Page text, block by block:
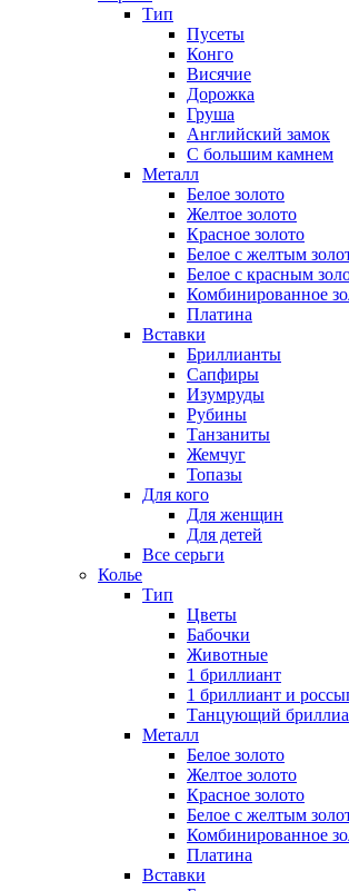
Тип
Пусеты
Конго
Висячие
Дорожка
Груша
Английский замок
С большим камнем
Металл
Белое золото
Желтое золото
Красное золото
Белое с желтым
Белое с красным
Комбинированное
Платина
Вставки
Бриллианты
Сапфиры
Изумруды
Рубины
Танзаниты
Жемчуг
Топазы
Для кого
Для женщин
Для детей
Все серьги
Колье
Тип
Цветы
Бабочки
Животные
1 бриллиант
1 бриллиант и
Танцующий
Металл
Белое золото
Желтое золото
Красное золото
Белое с желтым
Комбинированное
Платина
Вставки